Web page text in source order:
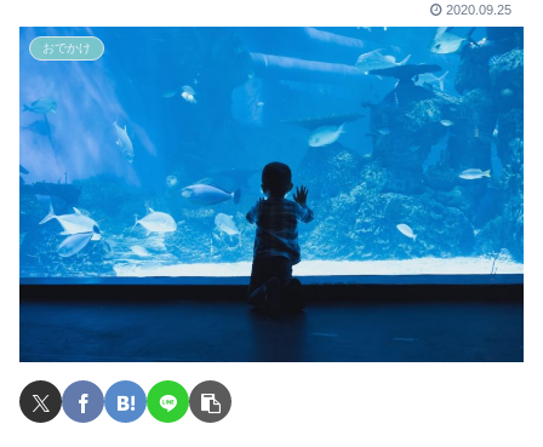
2020.09.25
おでかけ